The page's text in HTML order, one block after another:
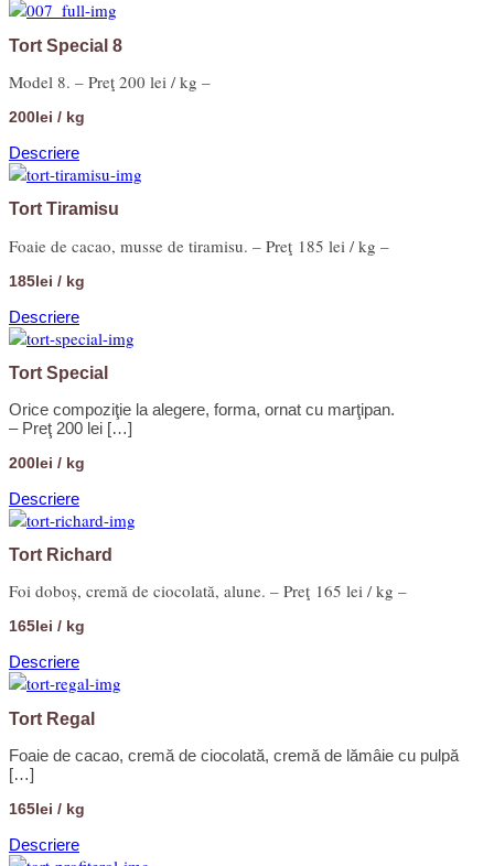
Tort Special 8
Model 8. – Preţ 200 lei / kg –
200lei / kg
Descriere
Tort Tiramisu
Foaie de cacao, musse de tiramisu. – Preţ 185 lei / kg –
185lei / kg
Descriere
Tort Special
Orice compoziţie la alegere, forma, ornat cu marţipan.
– Preţ 200 lei […]
200lei / kg
Descriere
Tort Richard
Foi doboș, cremă de ciocolată, alune. – Preţ 165 lei / kg –
165lei / kg
Descriere
Tort Regal
Foaie de cacao, cremă de ciocolată, cremă de lămâie cu pulpă
[…]
165lei / kg
Descriere